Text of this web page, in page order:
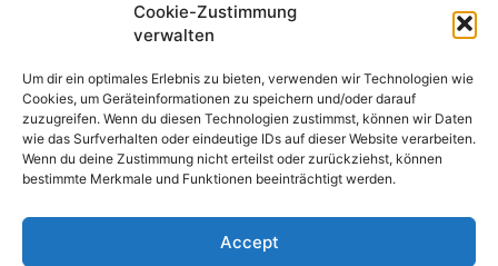
Cookie-Zustimmung
verwalten
Um dir ein optimales Erlebnis zu bieten, verwenden wir Technologien wie
Cookies, um Geräteinformationen zu speichern und/oder darauf
zuzugreifen. Wenn du diesen Technologien zustimmst, können wir Daten
wie das Surfverhalten oder eindeutige IDs auf dieser Website verarbeiten.
Wenn du deine Zustimmung nicht erteilst oder zurückziehst, können
bestimmte Merkmale und Funktionen beeinträchtigt werden.
Accept
Pilzseite
Seltene Pilze aus Mainfranken und
Deutschland